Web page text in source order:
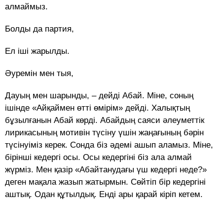
алмаймыз.
Болды да партия,
Ел іші жарылды.
Әуремін мен тыя,
Дауың мен шарынды, – дейді Абай. Міне, соның
ішінде «Айқаймен өтті өмірім» дейді. Халықтың
бұзылғанын Абай көрді. Абайдың саяси әлеуметтік
лирикасының мотивін түсіну үшін жаңағының бәрін
түсінуіміз керек. Сонда біз әдемі ашып аламыз. Міне,
бірінші кедергі осы. Осы кедергіні біз ала алмай
жүрміз. Мен қазір «Абайтанудағы үш кедергі неде?»
деген мақала жазып жатырмын. Сөйтіп бір кедергіні
аштық. Одан құтылдық. Енді ары қарай кіріп кетем.